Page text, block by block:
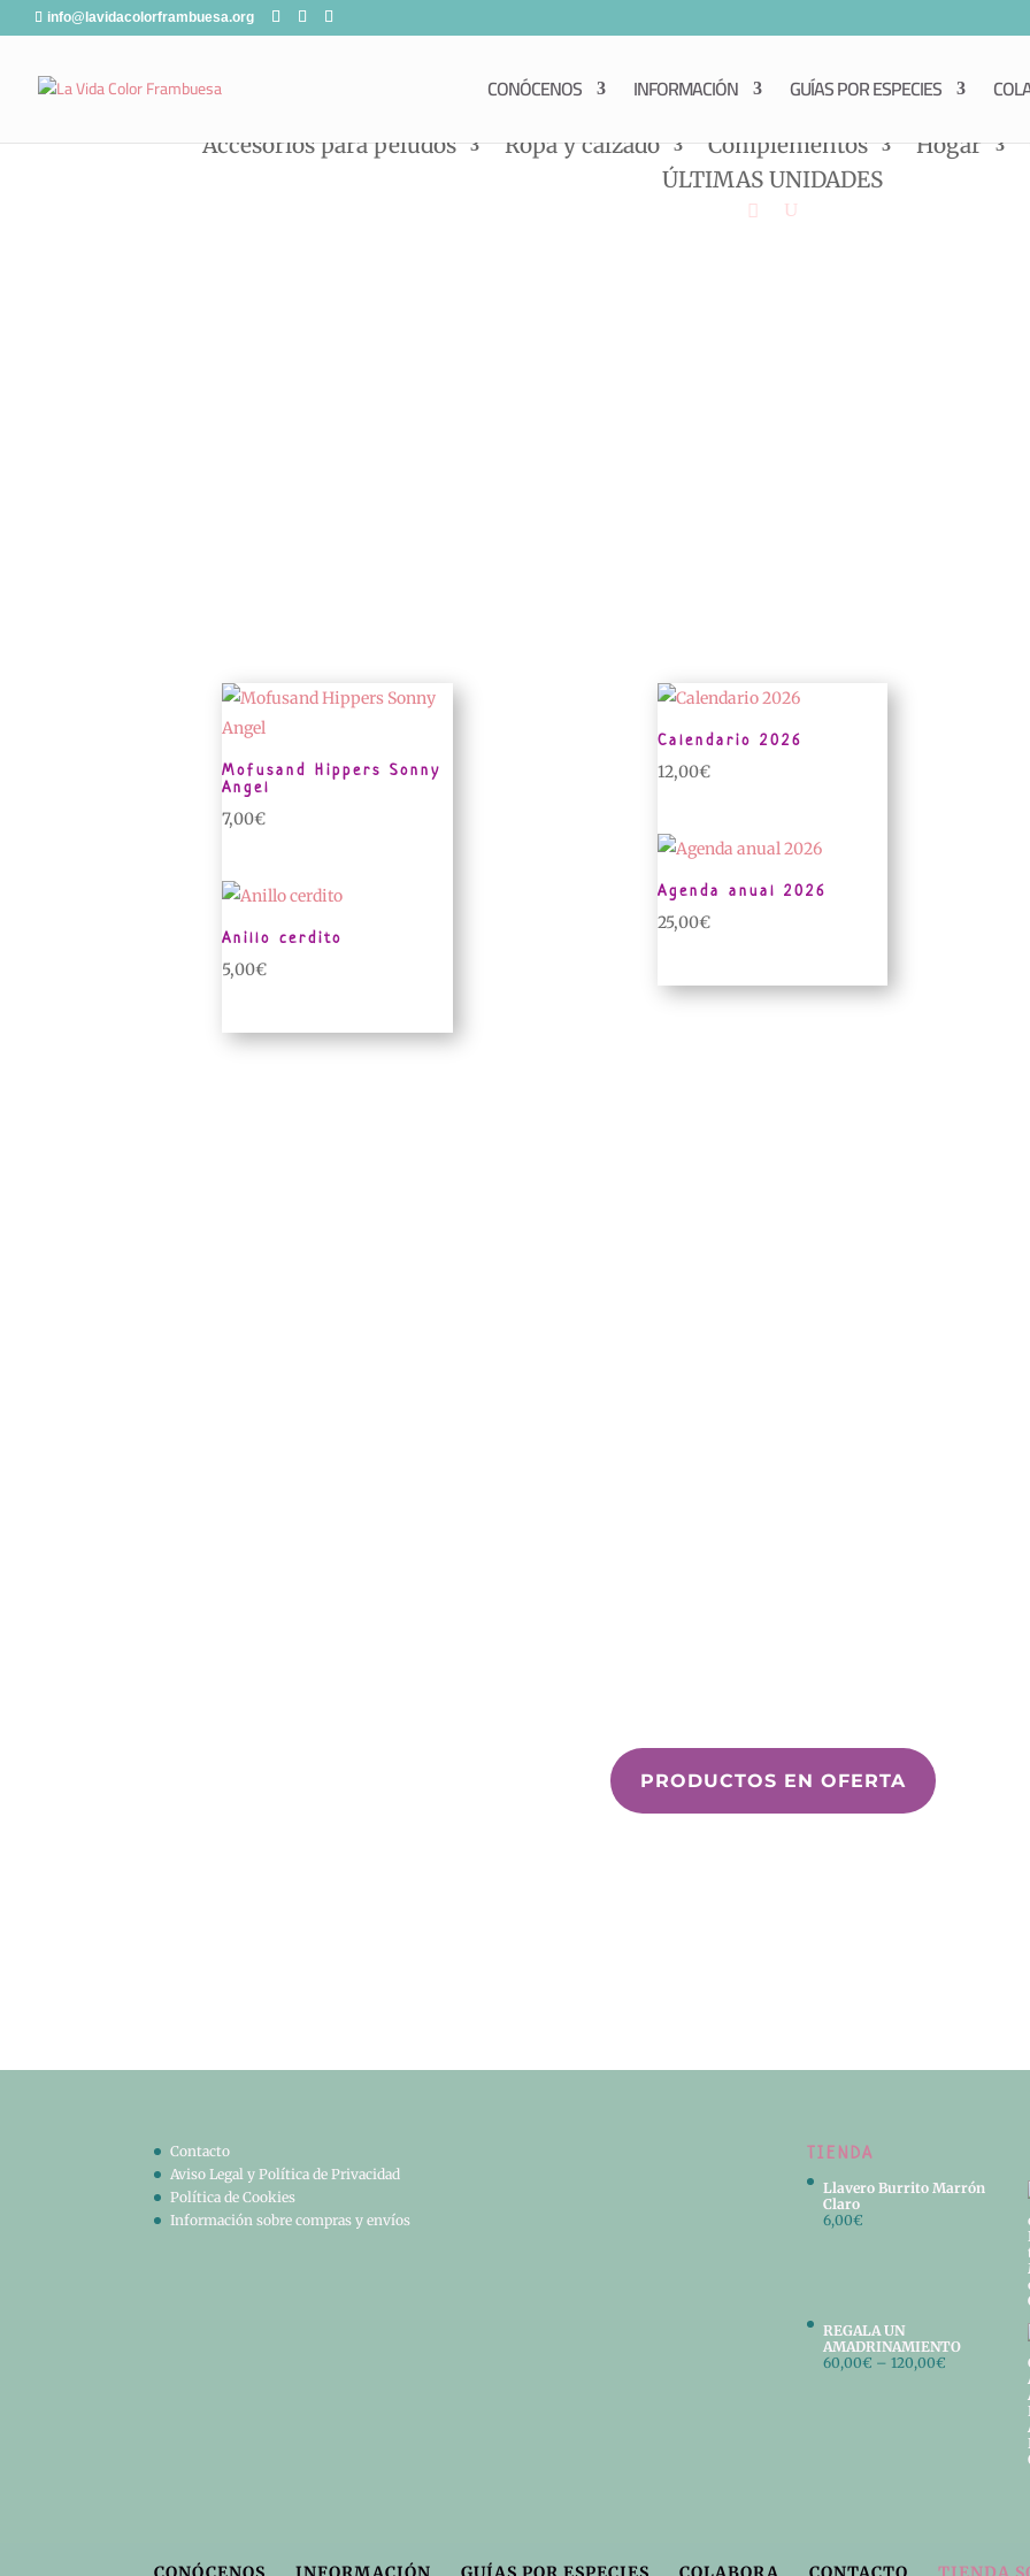
info@lavidacolorframbuesa.org
CONÓCENOS INFORMACIÓN GUÍAS POR ESPECIES
Accesorios para peludos Ropa y calzado Complementos Hogar
ÚLTIMAS UNIDADES
Mofusand Hippers Sonny
Angel
7,00€
Anillo cerdito
5,00€
Calendario 2026
12,00€
Agenda anual 2026
25,00€
PRODUCTOS EN OFERTA
Contacto
Aviso Legal y Política de Privacidad
Política de Cookies
Información sobre compras y envíos
TIENDA
Llavero Burrito Marrón
Claro
6,00€
REGALA UN
AMADRINAMIENTO
60,00€ – 120,00€